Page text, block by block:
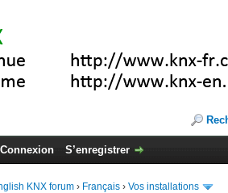
Connexion S’enregistrer
KNX forum › Français › Vos installations